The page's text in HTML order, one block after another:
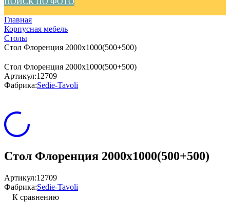
Главная
Корпусная мебель
Столы
Стол Флоренция 2000х1000(500+500)
Стол Флоренция 2000х1000(500+500)
Артикул:12709
Фабрика:Sedie-Tavoli
Стол Флоренция 2000х1000(500+500)
Артикул:12709
Фабрика:Sedie-Tavoli
К сравнению